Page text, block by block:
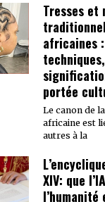
Tresses et
africaines :
techniques,
portée
Le canon de
africaine est
autres à la
XIV: que
l’humanité